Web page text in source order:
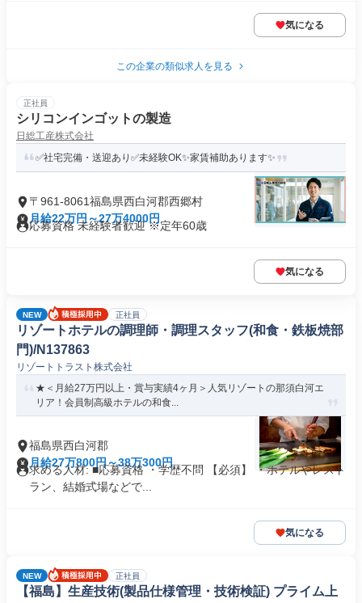
気になる
この企業の類似求人を見る
正社員
シリコンインゴットの製造
日総工産株式会社
✅社宅完備・送迎あり✅未経験OK✨家賃補助あります✨
〒961-8061福島県西白河郡西郷村
月給22万円～27万4000円
応募資格 未経験者歓迎 ※定年60歳
気になる
NEW 正社員
リゾートホテルの調理師・調理スタッフ(和食・鉄板焼部
門)/N137863
リゾートトラスト株式会社
★＜月給27万円以上・賞与実績4ヶ月＞人気リゾートの那須白河エ
リア！会員制高級ホテルの和食...
福島県西白河郡
月給27万800円～38万300円
求める人材: ■応募資格 ・学歴不問 【必須】 ・ホテルやレスト
ラン、結婚式場などで...
気になる
NEW 正社員
【福島】生産技術(製品仕様管理・技術検証) プライム上